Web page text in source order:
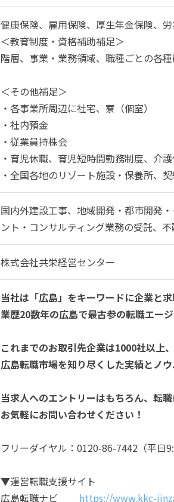
健康保険、雇用保険、厚生年金保険、
＜教育制度・資格補助補足＞
階層、事業・業務領域、職種ごとの各
＜その他補足＞
・各事業所周辺に社宅、寮（個室）
・社内預金
・従業員持株会
・育児休職、育児短時間勤務制度、介
・全国各地のリゾート施設・保養所、
国内外建設工事、地域開発・都市開発
ント・コンサルティング業務の受託、
株式会社共栄経営センター
当社は「広島」をキーワードに企業と
業歴20数年の広島で最古参の転職エージ
これまでのお取引先企業は1000社以上
広島転職市場を知り尽くした実績とノ
当求人へのエントリーはもちろん、転
お気軽にお問い合わせください！
フリーダイヤル：0120-86-7442（平日
▼運営転職支援サイト
広島転職ナビ
https://www.kkc-